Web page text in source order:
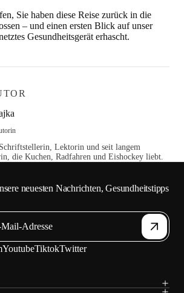
Sie haben diese Reise zurück in die
– und einen ersten Blick auf unser
Gesundheitsgerät erhascht.
Lektorin und seit langem
die Kuchen, Radfahren und Eishockey liebt.
neuesten Nachrichten, Gesundheitstipps
YoutubeTiktokTwitter